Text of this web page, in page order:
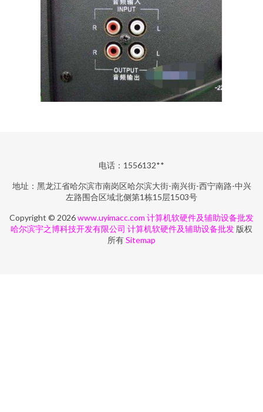
电话：1556132**
地址：黑龙江省哈尔滨市南岗区哈尔滨大街-南兴街-西宁南路-中兴
左路围合区域北侧第1栋15层1503号
Copyright © 2026www.uyimacc.com 计算机软硬件及辅助设备批发
哈尔滨宇之博科技开发有限公司 计算机软硬件及辅助设备批发 版权
所有Sitemap